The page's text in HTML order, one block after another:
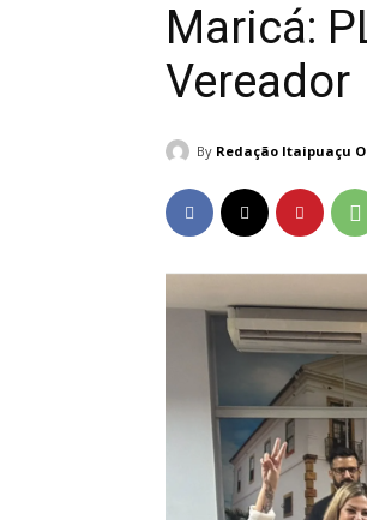
Maricá:
Vereador
By Redação Itaipuaçu